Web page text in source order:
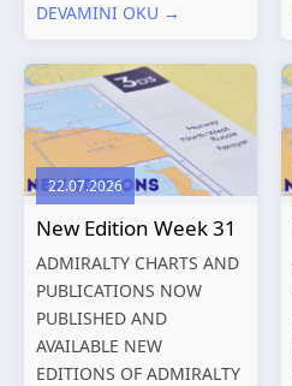
PUBLICATIONS New
Charts published 13
August 2026 Chart
Title, limits
and other remarks
319
International chart
DEVAMINI OKU →
22.07.2026
New Edition Week 31
ADMIRALTY CHARTS AND
PUBLICATIONS NOW
PUBLISHED AND
AVAILABLE NEW
EDITIONS OF ADMIRALTY